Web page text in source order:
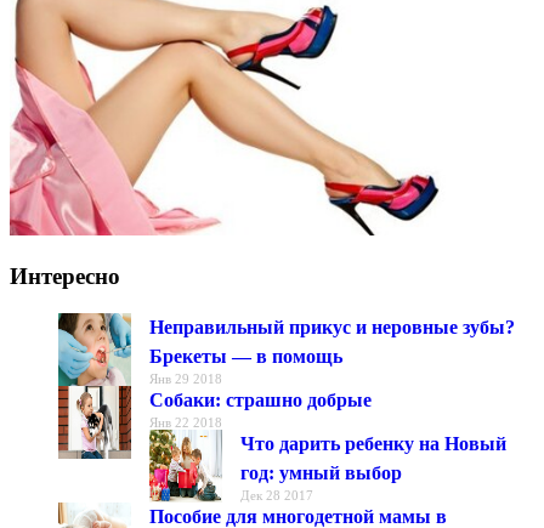
Интересно
Неправильный прикус и неровные зубы?
Брекеты — в помощь
Янв 29 2018
Собаки: страшно добрые
Янв 22 2018
Что дарить ребенку на Новый
год: умный выбор
Дек 28 2017
Пособие для многодетной мамы в